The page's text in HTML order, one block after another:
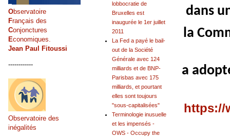
dans
la
a
https://
lobbocratie de
Bruxelles est
inaugurée le 1er juillet
2011
La Fed a payé le bail-
out de la Société
Générale avec 124
milliards et de BNP-
Parisbas avec 175
milliards, et pourtant
elles sont toujours
"sous-capitalisées"
Terminologie inusuelle
et les impensés -
OWS - Occupy the
Observatoire
Français des
Conjonctures
Economiques.
Jean Paul Fitoussi
------------
Observatoire des
inégalités